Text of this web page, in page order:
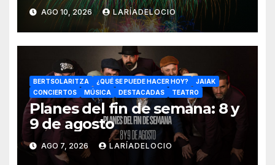
AGO 10, 2026 LARÍADELOCIO
BERTSOLARITZA ¿QUÉ SE PUEDE HACER HOY?
JAIAK
CONCIERTOS
MÚSICA DESTACADAS TEATRO
Planes del fin de semana: 8 y
9 de agosto
AGO 7, 2026 LARÍADELOCIO